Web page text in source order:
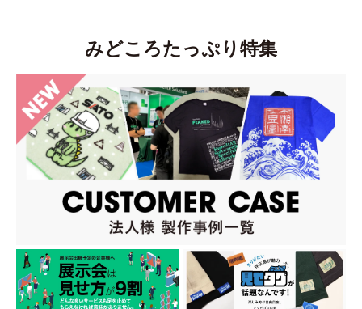
みどころたっぷり特集